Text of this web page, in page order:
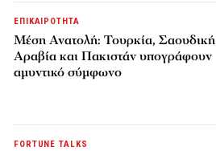
ΕΠΙΚΑΙΡΟΤΗΤΑ
Μέση Ανατολή: Τουρκία, Σαουδική
Αραβία και Πακιστάν υπογράφουν
αμυντικό σύμφωνο
FORTUNE TALKS